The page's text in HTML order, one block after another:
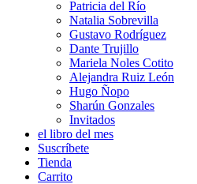
Patricia del Río
Natalia Sobrevilla
Gustavo Rodríguez
Dante Trujillo
Mariela Noles Cotito
Alejandra Ruiz León
Hugo Ñopo
Sharún Gonzales
Invitados
el libro del mes
Suscríbete
Tienda
Carrito